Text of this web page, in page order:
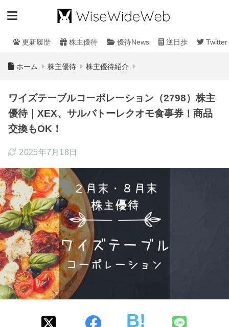
更新履歴 株主優待 優待News 逆日歩 Twitter
ホーム 株主優待 株主優待紹介
ワイズテーブルコーポレーション（2798）株主
優待｜XEX、サルバトーレクオモ食事券！商品
交換もOK！
2025年7月18日